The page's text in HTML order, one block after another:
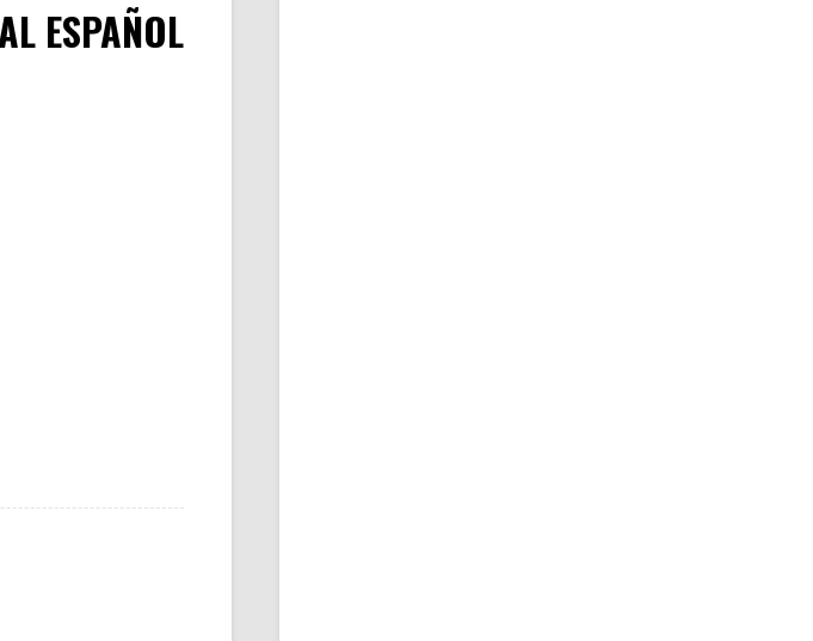
ESPAÑOL